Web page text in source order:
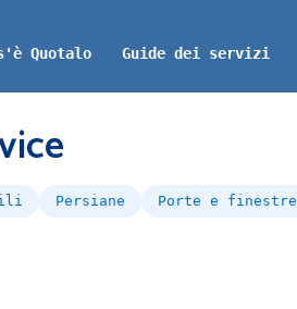
Quotalo Guide dei servizi
Persiane Porte e finestre